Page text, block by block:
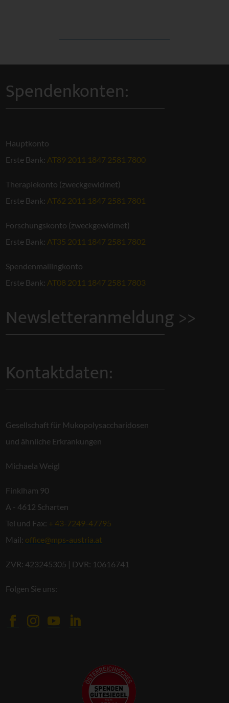
Spendenkonten:
Hauptkonto
Erste Bank: AT89 2011 1847 2581 7800
Therapiekonto (zweckgewidmet)
Erste Bank: AT62 2011 1847 2581 7801
Forschungskonto (zweckgewidmet)
Erste Bank: AT35 2011 1847 2581 7802
Spendenmailingkonto
Erste Bank: AT08 2011 1847 2581 7803
Newsletteranmeldung >>
Kontaktdaten:
Gesellschaft für Mukopolysaccharidosen
und ähnliche Erkrankungen
Michaela Weigl
Finklham 90
A - 4612 Scharten
Tel und Fax: + 43-7249-47795
Mail: office@mps-austria.at
ZVR: 423245305 | DVR: 10616741
Folgen Sie uns: